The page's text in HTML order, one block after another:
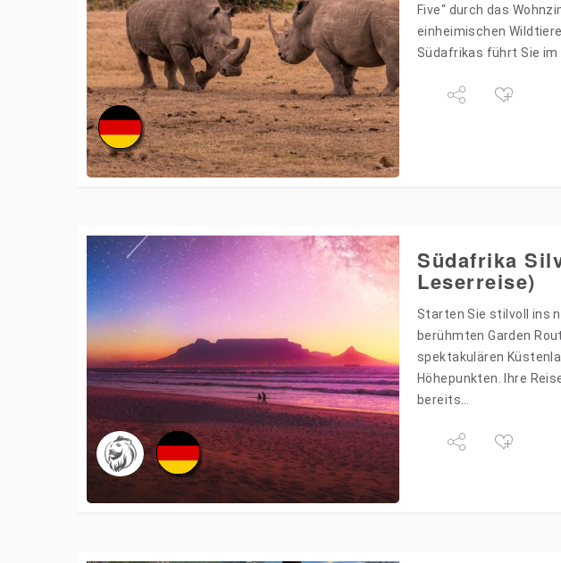
Five“ durch das
einheimischen
Südafrikas führt Sie im
Südafrika
Leserreise)
Starten Sie stilvoll ins
berühmten Garden
spektakulären
Höhepunkten. Ihre
bereits…